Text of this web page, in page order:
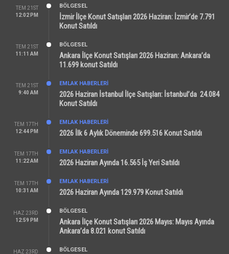
TEM 21ST
12:02 PM
BÖLGESEL
İzmir İlçe Konut Satışları 2026 Haziran: İzmir’de 7.791
Konut Satıldı
TEM 21ST
11:11 AM
BÖLGESEL
Ankara İlçe Konut Satışları 2026 Haziran: Ankara’da
11.699 konut Satıldı
TEM 21ST
9:40 AM
EMLAK HABERLERI
2026 Haziran İstanbul İlçe Satışları: İstanbul’da 24.084
Konut Satıldı
TEM 17TH
12:44 PM
EMLAK HABERLERI
2026 İlk 6 Aylık Döneminde 699.516 Konut Satıldı
TEM 17TH
11:22 AM
EMLAK HABERLERI
2026 Haziran Ayında 16.565 İş Yeri Satıldı
TEM 17TH
10:31 AM
EMLAK HABERLERI
2026 Haziran Ayında 129.979 Konut Satıldı
HAZ 23RD
12:59 PM
BÖLGESEL
Ankara İlçe Konut Satışları 2026 Mayıs: Mayıs Ayında
Ankara’da 8.021 konut Satıldı
HAZ 23RD BÖLGESEL